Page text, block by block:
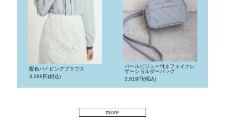
配色パイピングブラウス
3,289円(税込)
パールビジュー付きフェイクレ
ザーショルダーバッグ
3,619円(税込)
more